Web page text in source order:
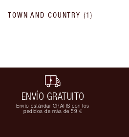
TOWN AND COUNTRY (1 )
ENVÍO GRATUITO
Envío estándar GRATIS con los
pedidos de más de 59 €